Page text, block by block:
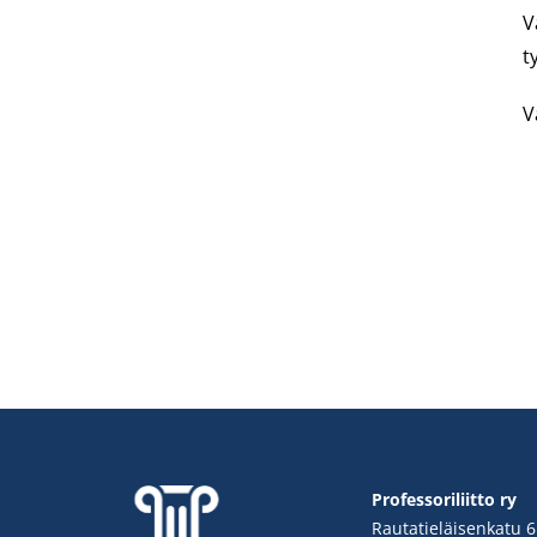
Professoriliitto ry
Rautatieläisenkatu 6